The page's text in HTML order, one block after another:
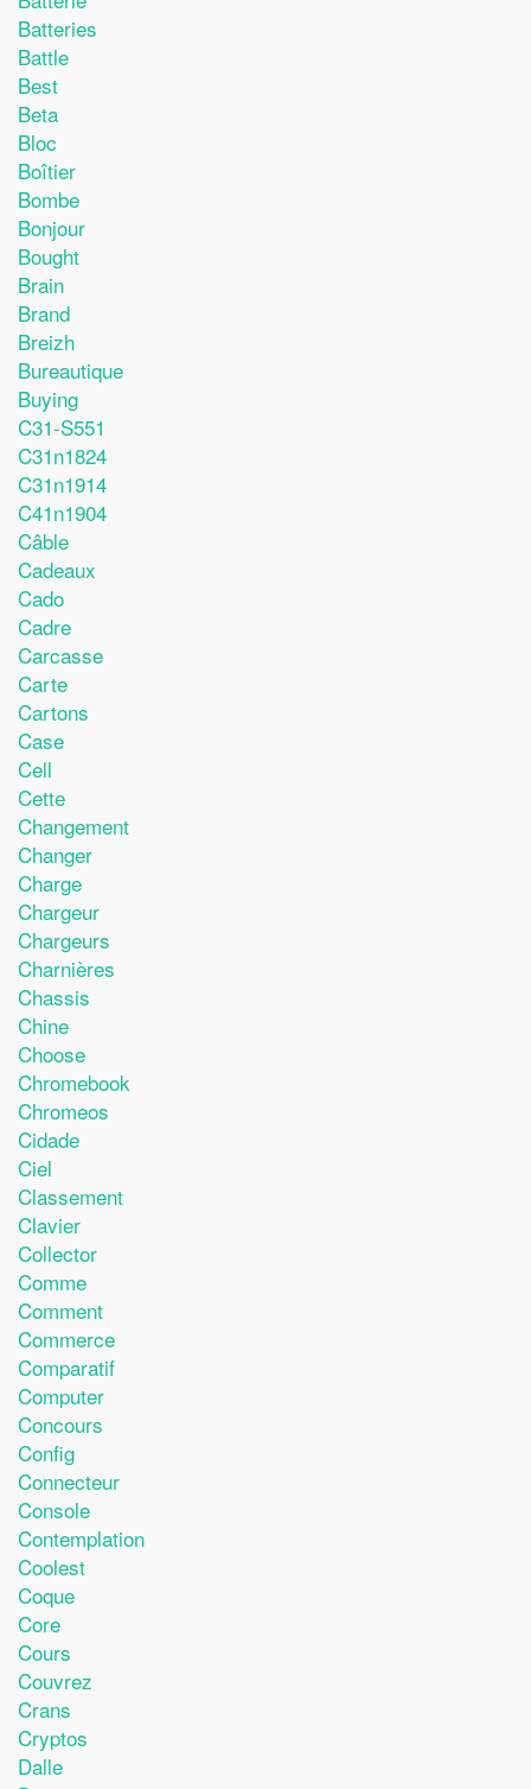
Batteries
Battle
Best
Beta
Bloc
Boîtier
Bombe
Bonjour
Bought
Brain
Brand
Breizh
Bureautique
Buying
C31-S551
C31n1824
C31n1914
C41n1904
Câble
Cadeaux
Cado
Cadre
Carcasse
Carte
Cartons
Case
Cell
Cette
Changement
Changer
Charge
Chargeur
Chargeurs
Charnières
Chassis
Chine
Choose
Chromebook
Chromeos
Cidade
Ciel
Classement
Clavier
Collector
Comme
Comment
Commerce
Comparatif
Computer
Concours
Config
Connecteur
Console
Contemplation
Coolest
Coque
Core
Cours
Couvrez
Crans
Cryptos
Dalle